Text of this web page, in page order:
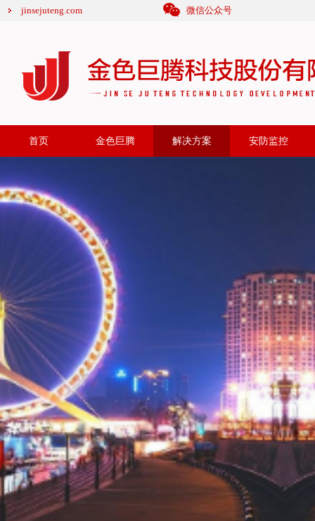
jinsejuteng.com 微信公众号
首页 金色巨腾 解决方案 安防监控